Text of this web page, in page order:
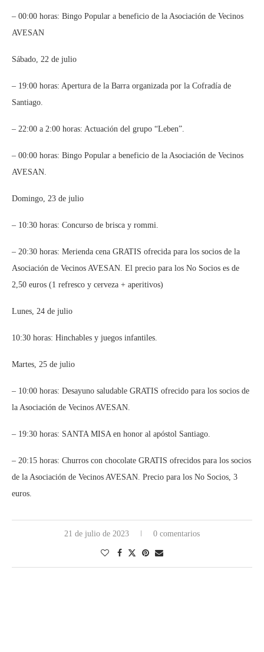
– 00:00 horas: Bingo Popular a beneficio de la Asociación de Vecinos
AVESAN
Sábado, 22 de julio
– 19:00 horas: Apertura de la Barra organizada por la Cofradía de
Santiago.
– 22:00 a 2:00 horas: Actuación del grupo “Leben”.
– 00:00 horas: Bingo Popular a beneficio de la Asociación de Vecinos
AVESAN.
Domingo, 23 de julio
– 10:30 horas: Concurso de brisca y rommi.
– 20:30 horas: Merienda cena GRATIS ofrecida para los socios de la
Asociación de Vecinos AVESAN. El precio para los No Socios es de
2,50 euros (1 refresco y cerveza + aperitivos)
Lunes, 24 de julio
10:30 horas: Hinchables y juegos infantiles.
Martes, 25 de julio
– 10:00 horas: Desayuno saludable GRATIS ofrecido para los socios de
la Asociación de Vecinos AVESAN.
– 19:30 horas: SANTA MISA en honor al apóstol Santiago.
– 20:15 horas: Churros con chocolate GRATIS ofrecidos para los socios
de la Asociación de Vecinos AVESAN. Precio para los No Socios, 3
euros.
21 de julio de 2023 0 comentarios